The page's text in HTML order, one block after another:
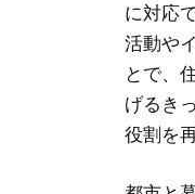
に対応
活動や
とで、
げるき
役割を